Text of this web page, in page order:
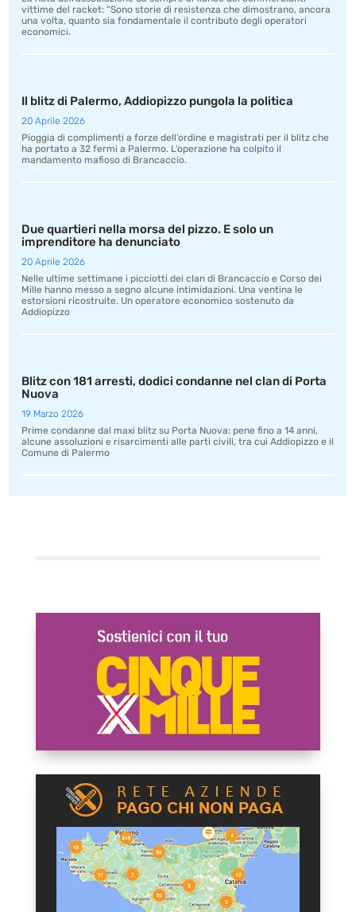
vittime del racket: “Sono storie di resistenza che dimostrano, ancora
una volta, quanto sia fondamentale il contributo degli operatori
economici.
Il blitz di Palermo, Addiopizzo pungola la politica
20 Aprile 2026
Pioggia di complimenti a forze dell’ordine e magistrati per il blitz che
ha portato a 32 fermi a Palermo. L’operazione ha colpito il
mandamento mafioso di Brancaccio.
Due quartieri nella morsa del pizzo. E solo un
imprenditore ha denunciato
20 Aprile 2026
Nelle ultime settimane i picciotti dei clan di Brancaccio e Corso dei
Mille hanno messo a segno alcune intimidazioni. Una ventina le
estorsioni ricostruite. Un operatore economico sostenuto da
Addiopizzo
Blitz con 181 arresti, dodici condanne nel clan di Porta
Nuova
19 Marzo 2026
Prime condanne dal maxi blitz su Porta Nuova: pene fino a 14 anni,
alcune assoluzioni e risarcimenti alle parti civili, tra cui Addiopizzo e il
Comune di Palermo